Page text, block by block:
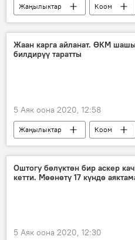
Жаңылыктар Коом
мектеп
окуучулар
министрлик
буйрук
Жаан карга айланат. ӨКМ
билдирүү таратты
5 Аяк оона 2020, 12:58
Жаңылыктар Коом
Оштогу бөлүктөн бир аскер
кетти. Мөөнөтү 17 күндө
5 Аяк оона 2020, 12:30